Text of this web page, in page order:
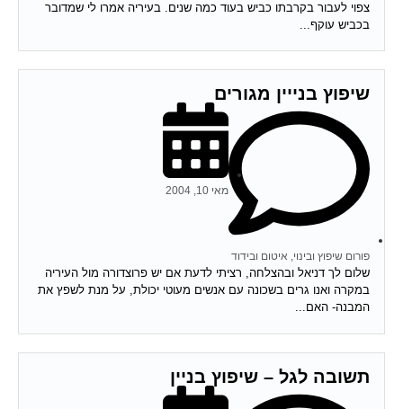
צפוי לעבור בקרבתו כביש בעוד כמה שנים. בעיריה אמרו לי שמדובר
בכביש עוקף...
שיפוץ בנייין מגורים
פורום שיפוץ ובינוי, איטום ובידוד
מאי 10, 2004
שלום לך דניאל ובהצלחה, רציתי לדעת אם יש פרוצדורה מול העיריה
במקרה ואנו גרים בשכונה עם אנשים מעוטי יכולת, על מנת לשפץ את
המבנה- האם...
תשובה לגל – שיפוץ בניין